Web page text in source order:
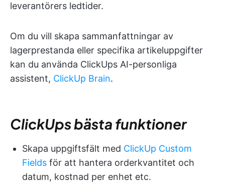
leverantörers ledtider.
Om du vill skapa sammanfattningar av
lagerprestanda eller specifika artikeluppgifter
kan du använda ClickUps AI-personliga
assistent, ClickUp Brain.
ClickUps bästa funktioner
Skapa uppgiftsfält med ClickUp Custom
Fields för att hantera orderkvantitet och
datum, kostnad per enhet etc.